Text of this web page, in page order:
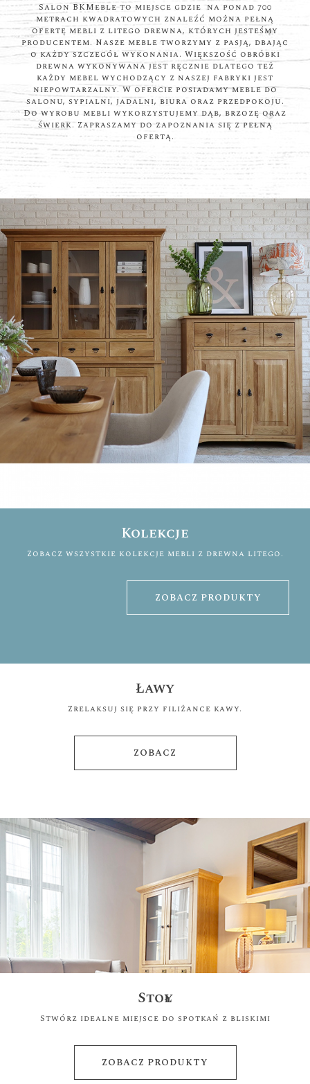
Salon BKMeble to miejsce gdzie na ponad 700
metrach kwadratowych znaleźć można pełną
ofertę mebli z litego drewna, których jesteśmy
producentem. Nasze meble tworzymy z pasją, dbając
o każdy szczegół wykonania. Większość obróbki
drewna wykonywana jest ręcznie dlatego też
każdy mebel wychodzący z naszej fabryki jest
niepowtarzalny. W ofercie posiadamy meble do
salonu, sypialni, jadalni, biura oraz przedpokoju.
Do wyrobu mebli wykorzystujemy dąb, brzozę oraz
świerk. Zapraszamy do zapoznania się z pełną
ofertą.
Kolekcje
Zobacz wszystkie kolekcje mebli z drewna litego.
ZOBACZ PRODUKTY
Ławy
Zrelaksuj się przy filiżance kawy.
ZOBACZ
Stoły
Stwórz idealne miejsce do spotkań z bliskimi
ZOBACZ PRODUKTY